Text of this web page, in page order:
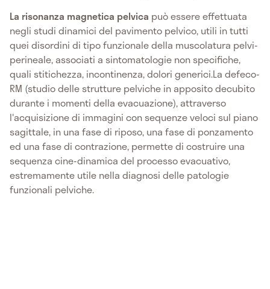
La risonanza magnetica pelvica può essere effettuata
negli studi dinamici del pavimento pelvico, utili in tutti
quei disordini di tipo funzionale della muscolatura pelvi-
perineale, associati a sintomatologie non specifiche,
quali stitichezza, incontinenza, dolori generici.La defeco-
RM (studio delle strutture pelviche in apposito decubito
durante i momenti della evacuazione), attraverso
l'acquisizione di immagini con sequenze veloci sul piano
sagittale, in una fase di riposo, una fase di ponzamento
ed una fase di contrazione, permette di costruire una
sequenza cine-dinamica del processo evacuativo,
estremamente utile nella diagnosi delle patologie
funzionali pelviche.